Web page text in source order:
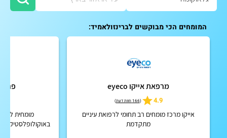
המומחים הכי מבוקשים לברינזולאמיד:
מרפאת אייקו eyeco
4.9
(166 חוות דעת )
אייקו מרכז מומחים רב תחומי לרפואת עיניים
מתקדמת
מומחית
באוקולופלסטיקה-